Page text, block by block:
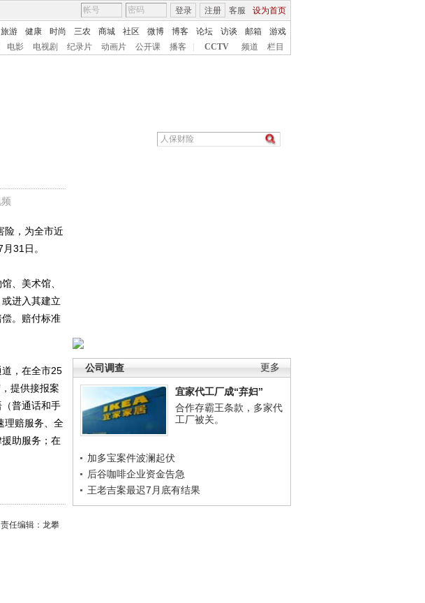
客服 设为首页
登录 注册
旅游 健康 时尚 三农 商城 社区 微博 博客 论坛 访谈 邮箱
游戏
电影 电视剧 纪录片 动画片 公开课 播客 CCTV 频道 栏目
更多
公司调查
宜家代工厂成“弃妇”
合作存霸王条款，多家代
工厂被关。
加多宝案件波澜起伏
后谷咖啡企业资金告急
王老吉案最迟7月底有结果
，为全市近
31日。
、美术馆、
进入其建立
。赔付标准
，在全市25
提供接报案
普通话和手
理赔服务、全
助服务；在
责任编辑：龙攀